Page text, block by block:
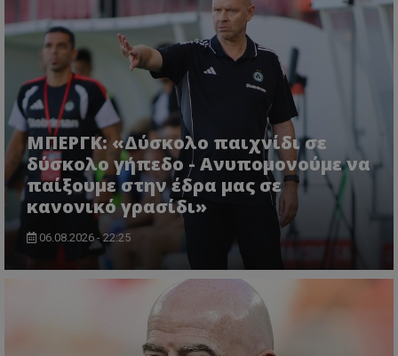
ΜΠΕΡΓΚ: «Δύσκολο παιχνίδι σε
δύσκολο γήπεδο - Ανυπομονούμε να
παίξουμε στην έδρα μας σε
κανονικό γρασίδι»
06.08.2026 - 22:25